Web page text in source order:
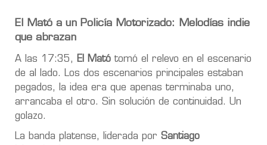
El Mató a un Policía Motorizado: Melodías indie
que abrazan
A las 17:35, El Mató tomó el relevo en el escenario
de al lado. Los dos escenarios principales estaban
pegados, la idea era que apenas terminaba uno,
arrancaba el otro. Sin solución de continuidad. Un
golazo.
La banda platense, liderada por Santiago